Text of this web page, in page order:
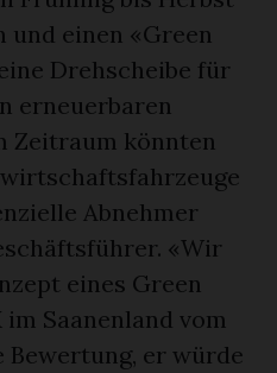
und einen «Green
Drehscheibe für
erneuerbaren
Zeitraum könnten
Abnehmer
«Wir
eines Green
Saanenland vom
er würde